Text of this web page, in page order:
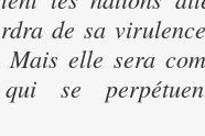
de sa
elle sera
qui se